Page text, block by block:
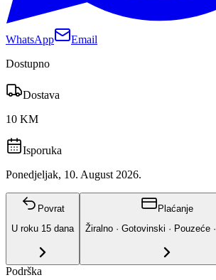
WhatsApp
Email
Dostupno
Dostava
10 KM
Isporuka
Ponedjeljak, 10. August 2026.
Povrat
U roku 15 dana
Plaćanje
Žiralno · Gotovinski · Pouzeće
Podrška